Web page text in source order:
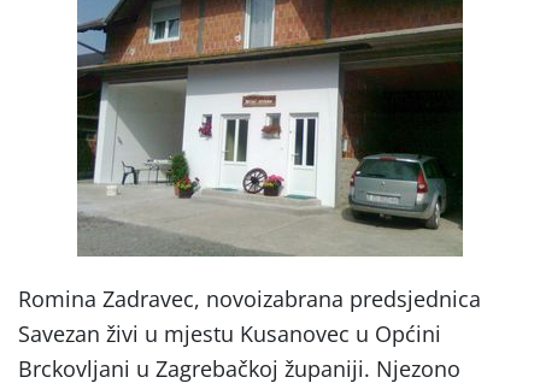
Romina Zadravec, novoizabrana predsjednica
Savezan živi u mjestu Kusanovec u Općini
Brckovljani u Zagrebačkoj županiji. Njezono